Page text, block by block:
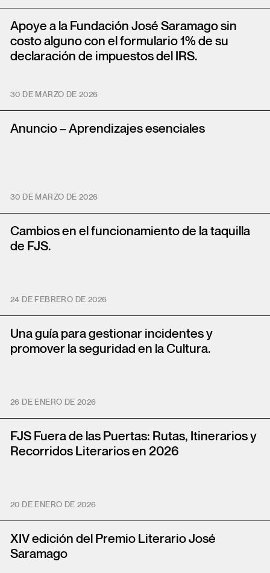
Apoye a la Fundación José Saramago sin
costo alguno con el formulario 1% de su
declaración de impuestos del IRS.
30 DE MARZO DE 2026
Anuncio – Aprendizajes esenciales
30 DE MARZO DE 2026
Cambios en el funcionamiento de la taquilla
de FJS.
24 DE FEBRERO DE 2026
Una guía para gestionar incidentes y
promover la seguridad en la Cultura.
26 DE ENERO DE 2026
FJS Fuera de las Puertas: Rutas, Itinerarios y
Recorridos Literarios en 2026
20 DE ENERO DE 2026
XIV edición del Premio Literario José
Saramago